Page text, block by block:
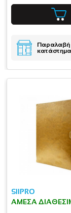
Παραλαβή
κατάστημα
SIIPRO
ΆΜΕΣΑ